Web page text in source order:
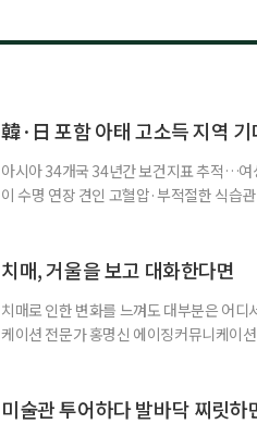
韓·日 포함 아태 고소득 지역 기
아시아 34개국 34년간 보건지표 추적…여
이 수명 연장 견인 고혈압·부적절한 식습
분석한 장기 추적 결과를 발표했다. 이번
치매, 거울을 보고 대화한다면
치매로 인한 변화를 느껴도 대부분은 어
케이션 전문가 홍명신 에이징커뮤니케이
어릴 때는 거울 속 모습을 다른 사람으로
미술관 투어하다 발바닥 찌릿하